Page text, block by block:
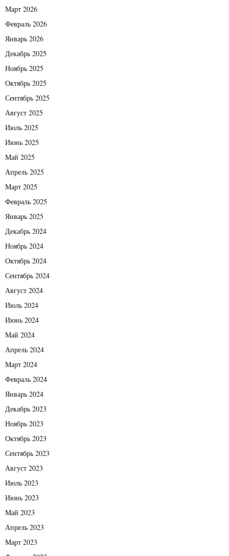
Март 2026
Февраль 2026
Январь 2026
Декабрь 2025
Ноябрь 2025
Октябрь 2025
Сентябрь 2025
Август 2025
Июль 2025
Июнь 2025
Май 2025
Апрель 2025
Март 2025
Февраль 2025
Январь 2025
Декабрь 2024
Ноябрь 2024
Октябрь 2024
Сентябрь 2024
Август 2024
Июль 2024
Июнь 2024
Май 2024
Апрель 2024
Март 2024
Февраль 2024
Январь 2024
Декабрь 2023
Ноябрь 2023
Октябрь 2023
Сентябрь 2023
Август 2023
Июль 2023
Июнь 2023
Май 2023
Апрель 2023
Март 2023